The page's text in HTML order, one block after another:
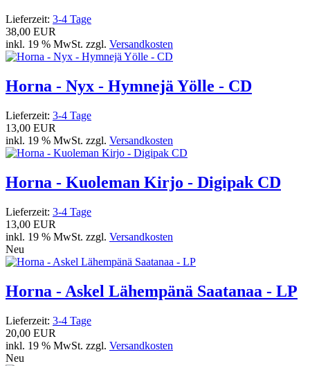
Lieferzeit: 3-4 Tage
38,00 EUR
inkl. 19 % MwSt. zzgl. Versandkosten
Horna - Nyx - Hymnejä Yölle - CD
Lieferzeit: 3-4 Tage
13,00 EUR
inkl. 19 % MwSt. zzgl. Versandkosten
Horna - Kuoleman Kirjo - Digipak CD
Lieferzeit: 3-4 Tage
13,00 EUR
inkl. 19 % MwSt. zzgl. Versandkosten
Neu
Horna - Askel Lähempänä Saatanaa - LP
Lieferzeit: 3-4 Tage
20,00 EUR
inkl. 19 % MwSt. zzgl. Versandkosten
Neu